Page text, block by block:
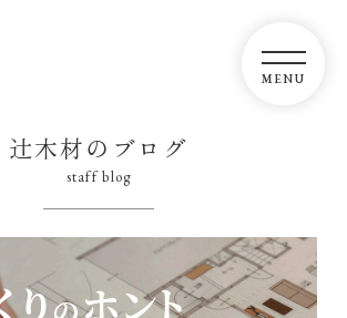
辻木材のブログ
staff blog